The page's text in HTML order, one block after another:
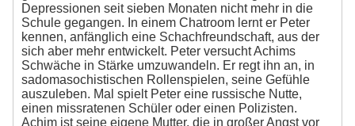
Depressionen seit sieben Monaten nicht mehr in die
Schule gegangen. In einem Chatroom lernt er Peter
kennen, anfänglich eine Schachfreundschaft, aus der
sich aber mehr entwickelt. Peter versucht Achims
Schwäche in Stärke umzuwandeln. Er regt ihn an, in
sadomasochistischen Rollenspielen, seine Gefühle
auszuleben. Mal spielt Peter eine russische Nutte,
einen missratenen Schüler oder einen Polizisten.
Achim ist seine eigene Mutter, die in großer Angst vor